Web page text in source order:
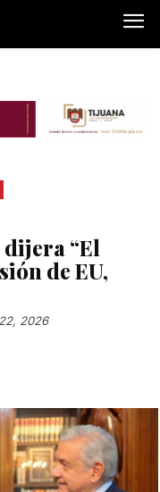
“El
de EU,
2026